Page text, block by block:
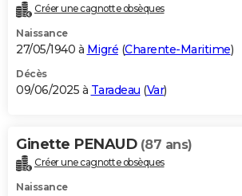
Créer une cagnotte obsèques
Naissance
27/05/1940 à Migré (Charente-Maritime)
Décès
09/06/2025 à Taradeau (Var)
Ginette PENAUD (87 ans)
Créer une cagnotte obsèques
Naissance